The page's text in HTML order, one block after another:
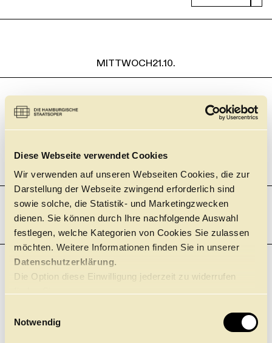
Diese Webseite verwendet Cookies
Wir verwenden auf unseren Webseiten Cookies, die zur
Darstellung der Webseite zwingend erforderlich sind
sowie solche, die Statistik- und Marketingzwecken
dienen. Sie können durch Ihre nachfolgende Auswahl
festlegen, welche Kategorien von Cookies Sie zulassen
möchten. Weitere Informationen finden Sie in unserer
Datenschutzerklärung.
Die Option diese Einwilligung jederzeit zu widerrufen
Notwendig
MITTWOCH21.10.
19:00 Staatsoper, Großes Haus BALLETT
DIE KAMELIEN­DAME
JOHN NEUMEIER
DONNERSTAG 22.10.
19:00
BALLETT
CLICK in
Wir informieren im Servicebereich der Website über aktuelle
Vorverkaufstermine.